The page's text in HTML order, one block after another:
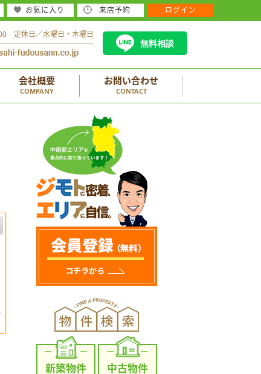
定休日／水曜日・木曜日
無料相談
会社概要
COMPANY
お問い合わせ
CONTACT
新築物件 中古物件
お気に入り 来店予約 ログイン